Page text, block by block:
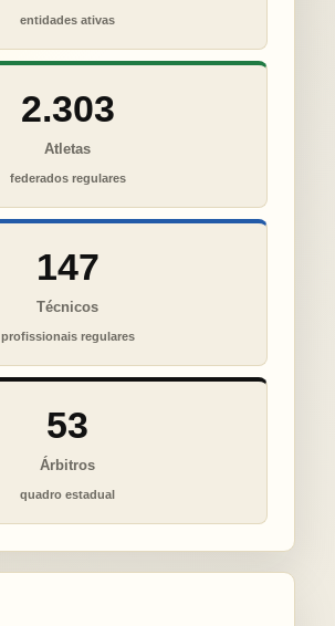
entidades ativas
2.303
Atletas
federados regulares
147
Técnicos
profissionais regulares
53
Árbitros
quadro estadual